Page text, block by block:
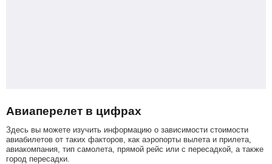
Авиаперелет в цифрах
Здесь вы можете изучить информацию о зависимости стоимости
авиабилетов от таких факторов, как аэропорты вылета и прилета,
авиакомпания, тип самолета, прямой рейс или с пересадкой, а также
город пересадки.